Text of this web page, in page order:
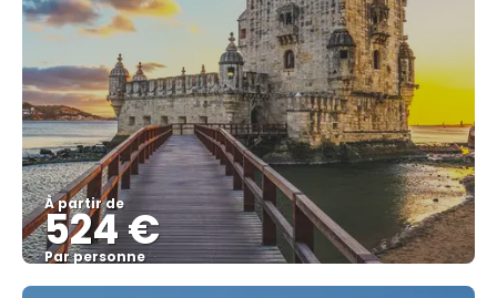
À partir de
524 €
Par personne
Afficher